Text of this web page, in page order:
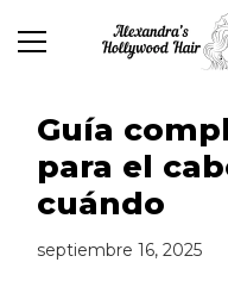
Guía
para el
cuándo
septiembre 16, 2025